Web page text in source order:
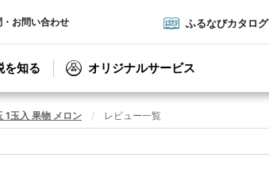
お問い合わせ ふるなびカタログ
を知る オリジナルサービス
1玉入 果物 メロン レビュー一覧